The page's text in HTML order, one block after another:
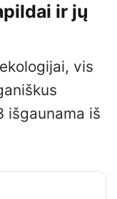
ir jų
vis
išgaunama iš